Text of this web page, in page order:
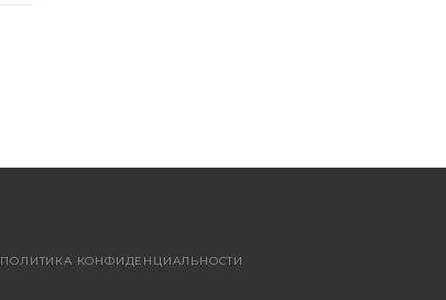
ПОЛИТИКА КОНФИДЕНЦИАЛЬНОСТИ